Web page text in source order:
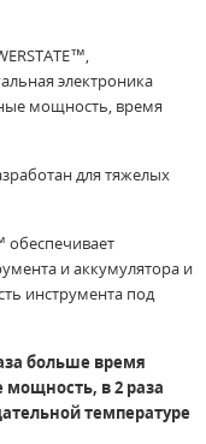
электроника
мощность, время
для тяжелых
обеспечивает
и аккумулятора и
инструмента под
больше время
мощность, в 2 раза
температуре